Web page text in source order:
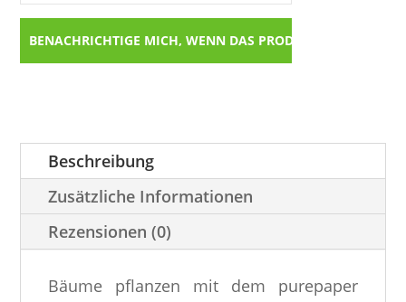
Beschreibung
Zusätzliche Informationen
Rezensionen (0)
Bäume pflanzen mit dem purepaper